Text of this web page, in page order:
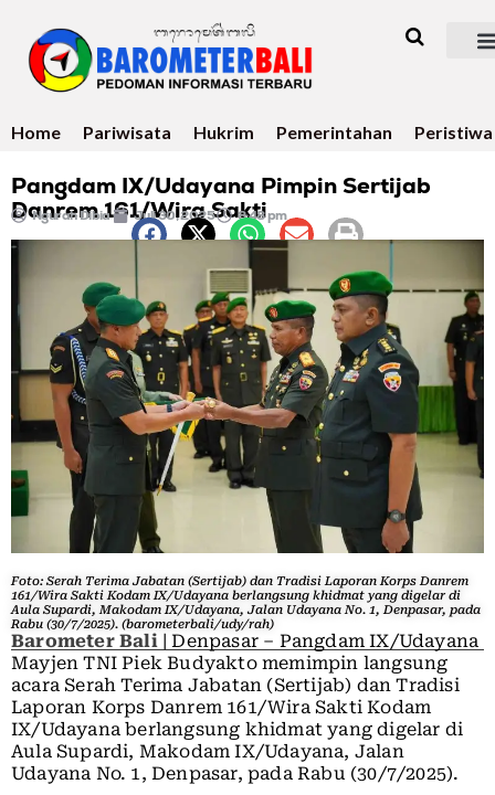
Home Pariwisata Hukrim Pemerintahan Peristiwa
Pangdam IX/Udayana Pimpin Sertijab
Danrem 161/Wira Sakti
Ngurah Dibia Juli 30, 2025 8:48 pm
Foto: Serah Terima Jabatan (Sertijab) dan Tradisi Laporan Korps Danrem
161/Wira Sakti Kodam IX/Udayana berlangsung khidmat yang digelar di
Aula Supardi, Makodam IX/Udayana, Jalan Udayana No. 1, Denpasar, pada
Rabu (30/7/2025). (barometerbali/udy/rah)
Barometer Bali
| Denpasar – Pangdam IX/Udayana
Mayjen TNI Piek Budyakto memimpin langsung
acara Serah Terima Jabatan (Sertijab) dan Tradisi
Laporan Korps Danrem 161/Wira Sakti Kodam
IX/Udayana berlangsung khidmat yang digelar di
Aula Supardi, Makodam IX/Udayana, Jalan
Udayana No. 1, Denpasar, pada Rabu (30/7/2025).